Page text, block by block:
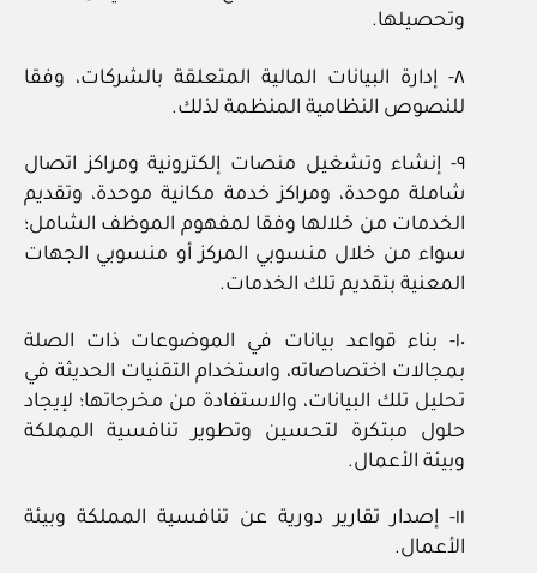
وتحصيلها.
٨‏- إدارة البيانات المالية المتعلقة بالشركات، وفقا
للنصوص النظامية المنظمة لذلك.
٩‏- إنشاء وتشغيل منصات إلكترونية ومراكز اتصال
شاملة موحدة، ومراكز خدمة مكانية موحدة، وتقديم
الخدمات من خلالها وفقا لمفهوم الموظف الشامل؛
سواء من خلال منسوبي المركز أو منسوبي الجهات
المعنية بتقديم تلك الخدمات.
١٠‏- بناء قواعد بيانات في الموضوعات ذات الصلة
بمجالات اختصاصاته، واستخدام التقنيات الحديثة في
تحليل تلك البيانات، والاستفادة من مخرجاتها؛ لإيجاد
حلول مبتكرة لتحسين وتطوير تنافسية المملكة
وبيئة الأعمال.
١١‏- إصدار تقارير دورية عن تنافسية المملكة وبيئة
الأعمال.